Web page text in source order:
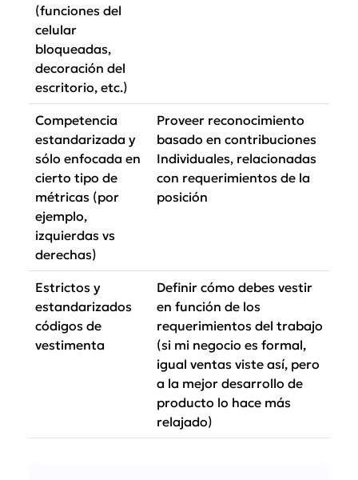
(funciones del
celular
bloqueadas,
decoración del
escritorio, etc.)
Competencia
estandarizada y
sólo enfocada en
cierto tipo de
métricas (por
ejemplo,
izquierdas vs
derechas)
Proveer reconocimiento
basado en contribuciones
Individuales, relacionadas
con requerimientos de la
posición
Estrictos y
estandarizados
códigos de
vestimenta
Definir cómo debes vestir
en función de los
requerimientos del trabajo
(si mi negocio es formal,
igual ventas viste así, pero
a la mejor desarrollo de
producto lo hace más
relajado)